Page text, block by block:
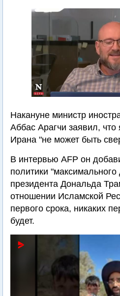
Накануне министр
Аббас Арагчи заявил,
Ирана "не может быть
В интервью AFP он
политики
президента Дональда
отношении Исламской
первого срока, никаких
будет.